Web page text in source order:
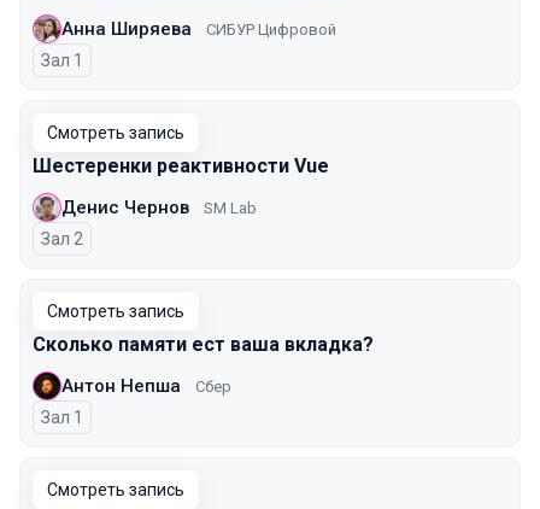
Анна Ширяева СИБУР Цифровой
Зал 1
Смотреть запись
Шестеренки реактивности Vue
Денис Чернов SM Lab
Зал 2
Смотреть запись
Сколько памяти ест ваша вкладка?
Антон Непша Сбер
Зал 1
Смотреть запись